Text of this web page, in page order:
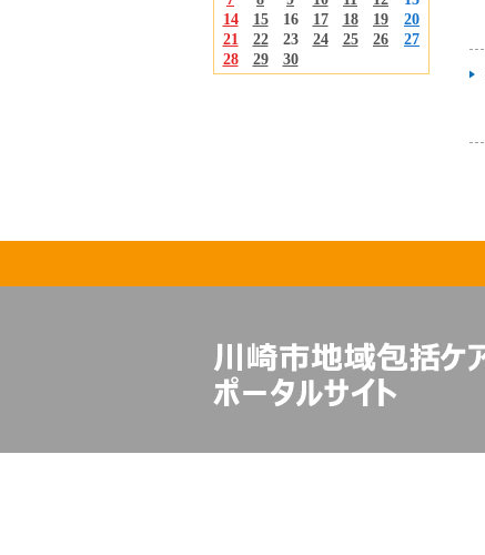
14
15 16 17 18 19
20
21
22 23 24 25 26
27
28
29 30